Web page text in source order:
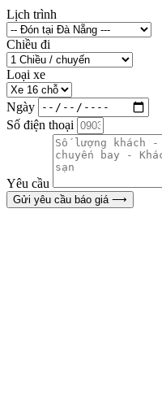
Lịch trình
Chiều đi
Loại xe
Ngày
Số điện thoại
Yêu cầu
Gửi yêu cầu báo giá ⟶